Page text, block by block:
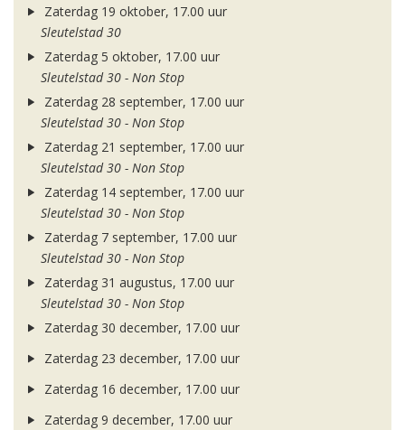
Zaterdag 19 oktober, 17.00 uur
Sleutelstad 30
Zaterdag 5 oktober, 17.00 uur
Sleutelstad 30 - Non Stop
Zaterdag 28 september, 17.00 uur
Sleutelstad 30 - Non Stop
Zaterdag 21 september, 17.00 uur
Sleutelstad 30 - Non Stop
Zaterdag 14 september, 17.00 uur
Sleutelstad 30 - Non Stop
Zaterdag 7 september, 17.00 uur
Sleutelstad 30 - Non Stop
Zaterdag 31 augustus, 17.00 uur
Sleutelstad 30 - Non Stop
Zaterdag 30 december, 17.00 uur
Zaterdag 23 december, 17.00 uur
Zaterdag 16 december, 17.00 uur
Zaterdag 9 december, 17.00 uur